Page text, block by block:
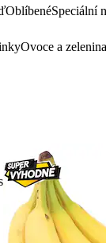
OblíbenéSpeciální
Ovoce a zelenina